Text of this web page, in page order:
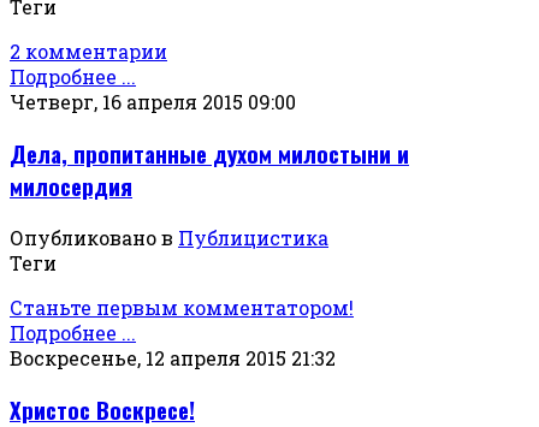
Теги
2 комментарии
Подробнее ...
Четверг, 16 апреля 2015 09:00
Дела, пропитанные духом милостыни и
милосердия
Опубликовано в Публицистика
Теги
Станьте первым комментатором!
Подробнее ...
Воскресенье, 12 апреля 2015 21:32
Христос Воскресе!